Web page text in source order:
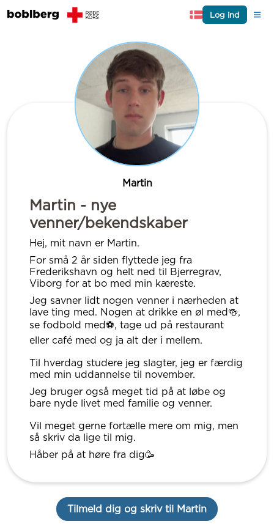
Log ind
Martin
Martin - nye
venner/bekendskaber
Hej, mit navn er Martin.
For små 2 år siden flyttede jeg fra
Frederikshavn og helt ned til Bjerregrav,
Viborg for at bo med min kæreste.
Jeg savner lidt nogen venner i nærheden at
lave ting med. Nogen at drikke en øl med🍻,
se fodbold med⚽️, tage ud på restaurant
eller café med og ja alt der i mellem.
Til hverdag studere jeg slagter, jeg er færdig
med min uddannelse til november.
Jeg bruger også meget tid på at løbe og
bare nyde livet med familie og venner.
Vil meget gerne fortælle mere om mig, men
så skriv da lige til mig.
Håber på at høre fra dig🥳
Tilmeld dig og skriv til Martin